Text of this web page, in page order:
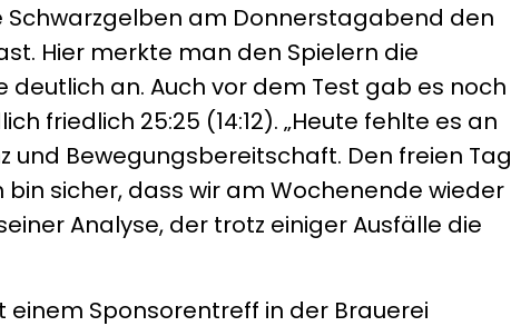
am Donnerstagabend den
Hier merkte man den Spielern die
an. Auch vor dem Test gab es noch
friedlich 25:25 (14:12). „Heute fehlte es an
und Bewegungsbereitschaft. Den freien Tag
sicher, dass wir am Wochenende wieder
Analyse, der trotz einiger Ausfälle die
Sponsorentreff in der Brauerei